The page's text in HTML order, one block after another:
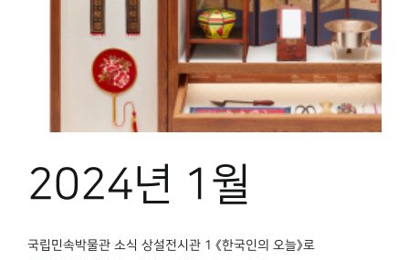
박물관 홈페이지
2024년 1월
국립민속박물관 소식 상설전시관 1 《한국인의 오늘》로